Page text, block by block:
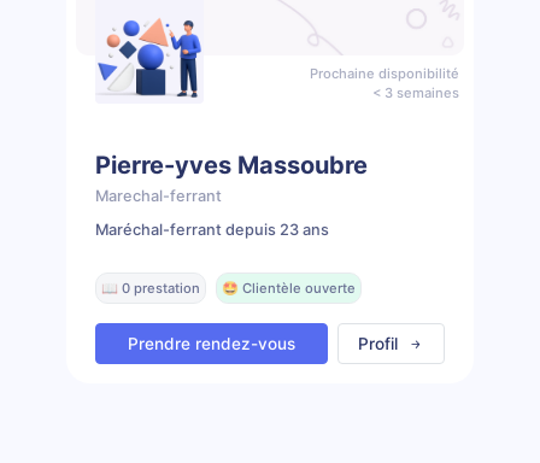
Prochaine disponibilité
< 3 semaines
Pierre-yves Massoubre
Marechal-ferrant
Maréchal-ferrant depuis 23 ans
📖 0 prestation 🤩 Clientèle ouverte
Prendre rendez-vous Profil